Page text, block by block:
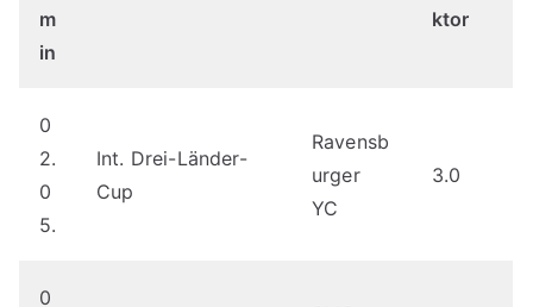
m
in
ktor
0
2.
0
5.
Int. Drei-Länder-
Cup
Ravensb
urger
YC
3.0
0